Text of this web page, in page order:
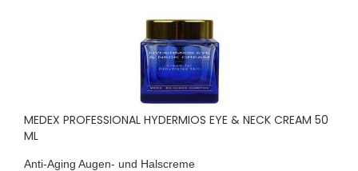
MEDEX PROFESSIONAL HYDERMIOS EYE & NECK CREAM 50
ML
Anti-Aging Augen- und Halscreme